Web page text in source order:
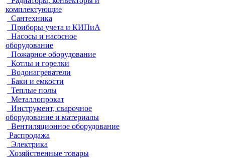
комплектующие
Сантехника
Приборы учета и КИПиА
Насосы и насосное
оборудование
Пожарное оборудование
Котлы и горелки
Водонагреватели
Баки и емкости
Теплые полы
Металлопрокат
Инструмент, сварочное
оборудование и материалы
Вентиляционное оборудование
Распродажа
Электрика
Хозяйственные товары